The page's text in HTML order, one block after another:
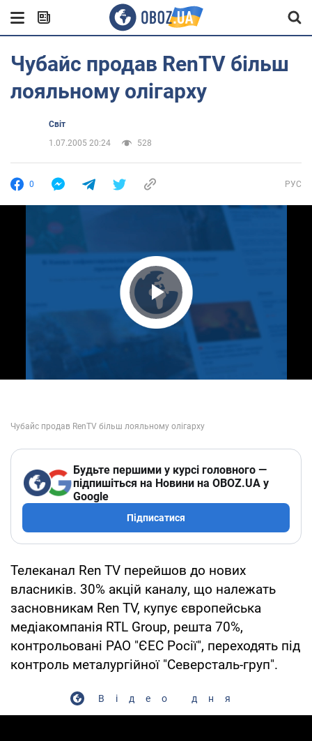
Чубайс продав RenTV більш
лояльному олігарху
Світ
1.07.2005 20:24
528
0 РУС
Play Video
Будьте першими у курсі головного —
підпишіться на Новини на OBOZ.UA у
Google
Підписатися
Телеканал Ren TV перейшов до нових
власників. 30% акцій каналу, що належать
засновникам Ren TV, купує європейська
медіакомпанія RTL Group, решта 70%,
контрольовані РАО "ЄЕС Росії", переходять під
контроль металургійної "Северсталь-груп".
Відео дня